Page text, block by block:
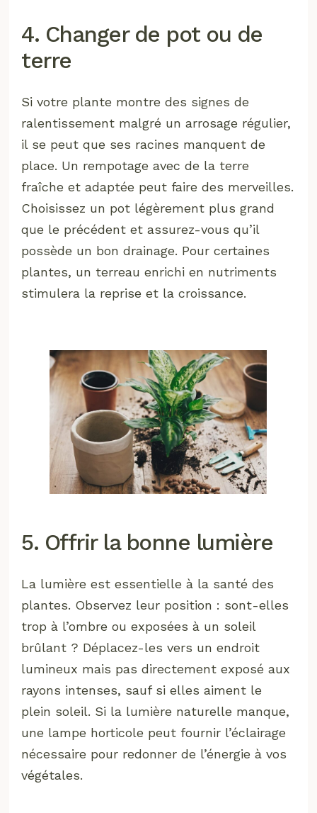
4. Changer de pot ou de
terre
Si votre plante montre des signes de
ralentissement malgré un arrosage régulier,
il se peut que ses racines manquent de
place. Un rempotage avec de la terre
fraîche et adaptée peut faire des merveilles.
Choisissez un pot légèrement plus grand
que le précédent et assurez-vous qu’il
possède un bon drainage. Pour certaines
plantes, un terreau enrichi en nutriments
stimulera la reprise et la croissance.
5. Offrir la bonne lumière
La lumière est essentielle à la santé des
plantes. Observez leur position : sont-elles
trop à l’ombre ou exposées à un soleil
brûlant ? Déplacez-les vers un endroit
lumineux mais pas directement exposé aux
rayons intenses, sauf si elles aiment le
plein soleil. Si la lumière naturelle manque,
une lampe horticole peut fournir l’éclairage
nécessaire pour redonner de l’énergie à vos
végétales.